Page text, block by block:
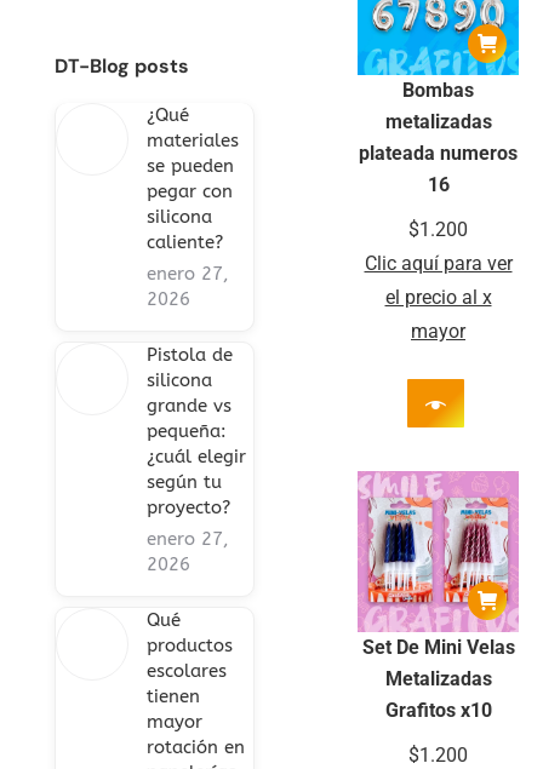
Bombas
metalizadas
plateada numeros
16
$1.200
Clic aquí para ver
el precio al x
mayor
Set De Mini Velas
Metalizadas
Grafitos x10
$1.200
DT-Blog posts
¿Qué
materiales
se pueden
pegar con
silicona
caliente?
enero 27,
2026
Pistola de
silicona
grande vs
pequeña:
¿cuál elegir
según tu
proyecto?
enero 27,
2026
Qué
productos
escolares
tienen
mayor
rotación en